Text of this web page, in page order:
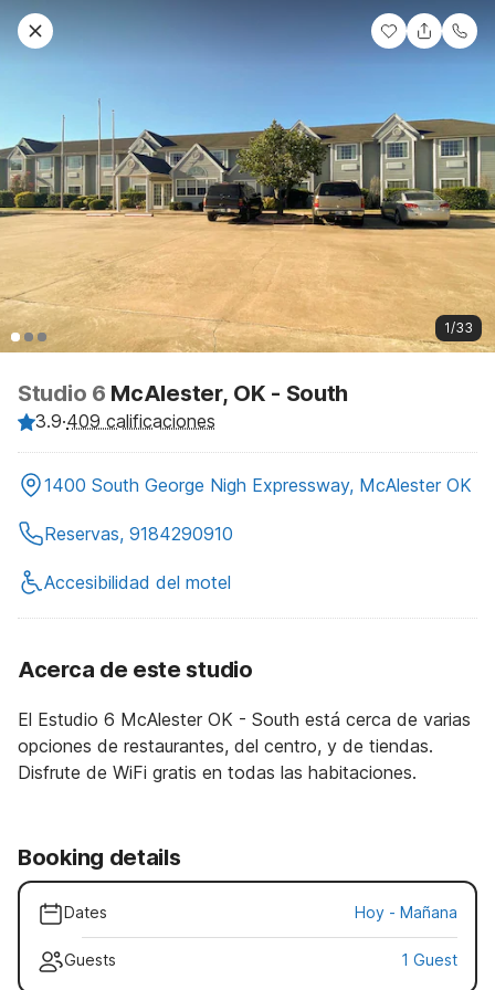
1/33
Studio 6 McAlester, OK - South
3.9·409 calificaciones
1400 South George Nigh Expressway, McAlester OK
Reservas, 9184290910
Accesibilidad del motel
Acerca de este studio
El Estudio 6 McAlester OK - South está cerca de varias
opciones de restaurantes, del centro, y de tiendas.
Disfrute de WiFi gratis en todas las habitaciones.
Booking details
Dates Hoy - Mañana
Guests 1 Guest